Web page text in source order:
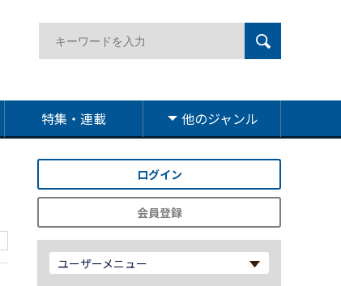
特集・連載 他のジャンル
ログイン
会員登録
ユーザーメニュー